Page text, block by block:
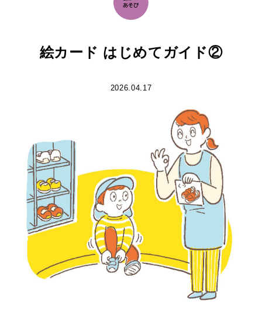
絵カード はじめてガイド②
2026.04.17